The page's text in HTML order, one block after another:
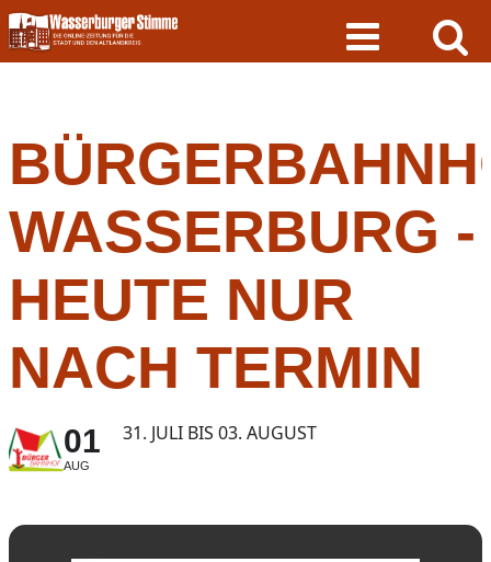
Skip
to
content
WASSERBURG -
HEUTE NUR
NACH TERMIN
01
AUG
31. JULI BIS 03. AUGUST